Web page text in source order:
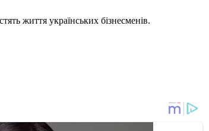
життя українських бізнесменів.